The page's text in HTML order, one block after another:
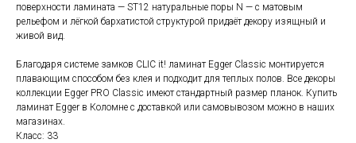
поверхности ламината — ST12 натуральные поры N — с матовым
рельефом и лёгкой бархатистой структурой придаёт декору изящный и
живой вид.
Благодаря системе замков CLIC it! ламинат Egger Classic монтируется
плавающим способом без клея и подходит для теплых полов. Все декоры
коллекции Egger PRO Classic имеют стандартный размер планок. Купить
ламинат Egger в Коломне с доставкой или самовывозом можно в наших
магазинах.
Класс: 33